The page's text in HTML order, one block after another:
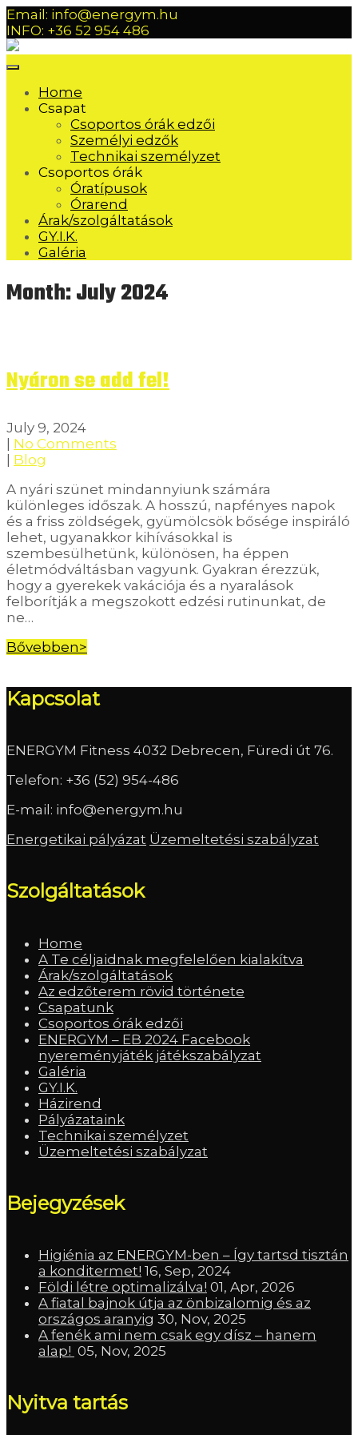
Email: info@energym.hu
INFO: +36 52 954 486
Home
Csapat
Csoportos órák edzői
Személyi edzők
Technikai személyzet
Csoportos órák
Óratípusok
Órarend
Árak/szolgáltatások
GY.I.K.
Galéria
Month:July 2024
Nyáron se add fel!
July 9, 2024
No Comments
Blog
A nyári szünet mindannyiunk számára
különleges időszak. A hosszú, napfényes napok
és a friss zöldségek, gyümölcsök bősége inspiráló
lehet, ugyanakkor kihívásokkal is
szembesülhetünk, különösen, ha éppen
életmódváltásban vagyunk. Gyakran érezzük,
hogy a gyerekek vakációja és a nyaralások
felborítják a megszokott edzési rutinunkat, de
ne…
Bővebben>
Kapcsolat
ENERGYM Fitness 4032 Debrecen, Füredi út 76.
Telefon: +36 (52) 954-486
E-mail: info@energym.hu
Energetikai pályázat Üzemeltetési szabályzat
Szolgáltatások
Home
A Te céljaidnak megfelelően kialakítva
Árak/szolgáltatások
Az edzőterem rövid története
Csapatunk
Csoportos órák edzői
ENERGYM – EB 2024 Facebook
nyereményjáték játékszabályzat
Galéria
GY.I.K.
Házirend
Pályázataink
Technikai személyzet
Üzemeltetési szabályzat
Bejegyzések
Higiénia az ENERGYM-ben – Így tartsd tisztán
a konditermet! 16, Sep, 2024
Földi létre optimalizálva! 01, Apr, 2026
A fiatal bajnok útja az önbizalomig és az
országos aranyig 30, Nov, 2025
A fenék ami nem csak egy dísz – hanem
alap! 05, Nov, 2025
Nyitva tartás